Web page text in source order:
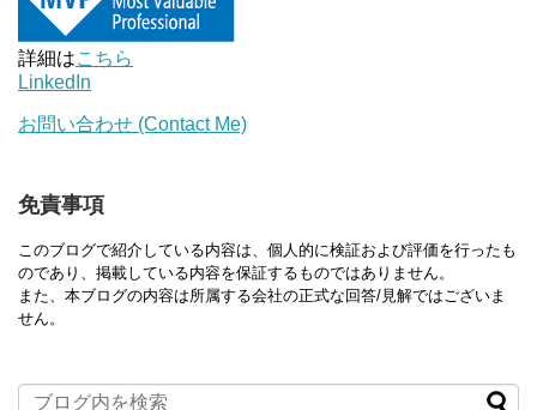
詳細はこちら
LinkedIn
お問い合わせ (Contact Me)
免責事項
このブログで紹介している内容は、個人的に検証および評価を行ったも
のであり、掲載している内容を保証するものではありません。
また、本ブログの内容は所属する会社の正式な回答/見解ではございま
せん。